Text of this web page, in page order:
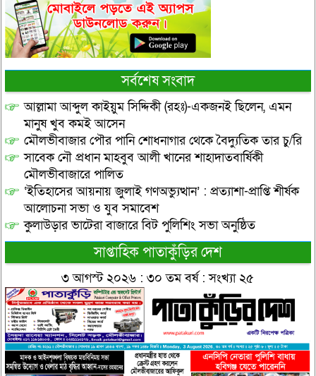
সর্বশেষ সংবাদ
আল্লামা আব্দুল কাইয়ুম সিদ্দিকী (রহঃ)-একজনই ছিলেন, এমন
মানুষ খুব কমই আসেন
মৌলভীবাজার পৌর পানি শোধনাগার থেকে বৈদ্যুতিক তার চু/রি
সাবেক নৌ প্রধান মাহবুব আলী খানের শাহাদাতবার্ষিকী
মৌলভীবাজারে পালিত
‘ইতিহাসের আয়নায় জুলাই গণঅভ্যুত্থান’ : প্রত্যাশা-প্রাপ্তি শীর্ষক
আলোচনা সভা ও যুব সমাবেশ
কুলাউড়ার ভাটেরা বাজারে বিট পুলিশিং সভা অনুষ্ঠিত
সাপ্তাহিক পাতাকুঁড়ির দেশ
৩ আগস্ট ২০২৬ : ৩০ তম বর্ষ : সংখ্যা ২৫